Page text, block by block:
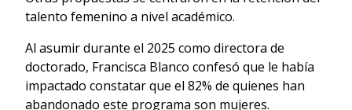
talento femenino a nivel académico.
Al asumir durante el 2025 como directora de
doctorado, Francisca Blanco confesó que le había
impactado constatar que el 82% de quienes han
abandonado este programa son mujeres.